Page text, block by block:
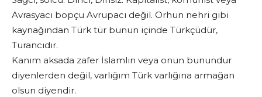
Avrasyacı bopçu Avrupacı değil. Orhun nehri gibi
kaynağından Türk tür bunun içinde Türkçüdür,
Turancıdır.
Kanım aksada zafer İslamlın veya onun bunundur
diyenlerden değil, varlığım Türk varlığına armağan
olsun diyendir.